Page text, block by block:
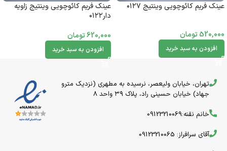
عینک فریم کائوچویی وینتیج ۰۱۲۷
520,000تومان
افزودن به سبد خرید
عینک فریم کائوچویی وینتیج زاویه
دار۰۱۲۲
620,000تومان
افزودن به سبد خرید
تهران، خیابان ولیعصر، نرسیده به مطهری (نزدیک مترو
جهاد) خیابان حسینی راد، پلاک ۳۹ واحد 8
خانم نقنه:09123210069
آقای سرافراز: 09123210065